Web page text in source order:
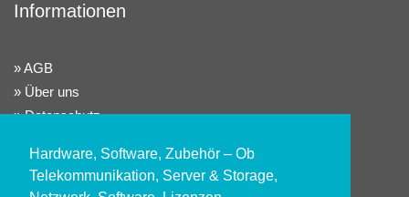
Hardware, Software, Zubehör – Ob
Telekommunikation, Server & Storage,
Informationen
AGB
Über uns
Datenschutz
Impressum